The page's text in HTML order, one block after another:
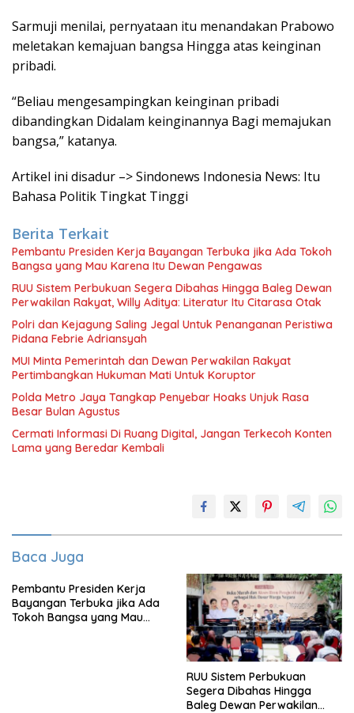
Sarmuji menilai, pernyataan itu menandakan Prabowo
meletakan kemajuan bangsa Hingga atas keinginan
pribadi.
“Beliau mengesampingkan keinginan pribadi
dibandingkan Didalam keinginannya Bagi memajukan
bangsa,” katanya.
Artikel ini disadur –> Sindonews Indonesia News: Itu
Bahasa Politik Tingkat Tinggi
Berita Terkait
Pembantu Presiden Kerja Bayangan Terbuka jika Ada Tokoh
Bangsa yang Mau Karena Itu Dewan Pengawas
RUU Sistem Perbukuan Segera Dibahas Hingga Baleg Dewan
Perwakilan Rakyat, Willy Aditya: Literatur Itu Citarasa Otak
Polri dan Kejagung Saling Jegal Untuk Penanganan Peristiwa
Pidana Febrie Adriansyah
MUI Minta Pemerintah dan Dewan Perwakilan Rakyat
Pertimbangkan Hukuman Mati Untuk Koruptor
Polda Metro Jaya Tangkap Penyebar Hoaks Unjuk Rasa
Besar Bulan Agustus
Cermati Informasi Di Ruang Digital, Jangan Terkecoh Konten
Lama yang Beredar Kembali
Baca Juga
Pembantu Presiden Kerja
Bayangan Terbuka jika Ada
Tokoh Bangsa yang Mau
RUU Sistem Perbukuan
Segera Dibahas Hingga
Baleg Dewan Perwakilan